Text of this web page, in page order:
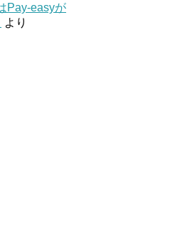
Pay-easyが
より